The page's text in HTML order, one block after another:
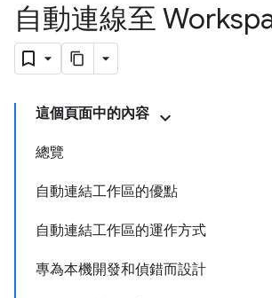
自動連線至
這個頁面中的內容
總覽
自動連結工作區的優點
自動連結工作區的運作方式
專為本機開發和偵錯而設計